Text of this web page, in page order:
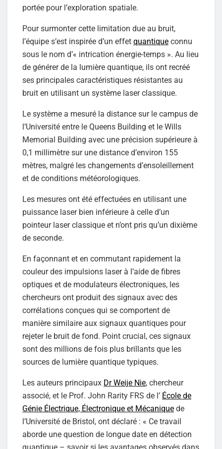
portée pour l’exploration spatiale.
Pour surmonter cette limitation due au bruit,
l’équipe s’est inspirée d’un effet quantique connu
sous le nom d’« intrication énergie-temps ». Au lieu
de générer de la lumière quantique, ils ont recréé
ses principales caractéristiques résistantes au
bruit en utilisant un système laser classique.
Le système a mesuré la distance sur le campus de
l’Université entre le Queens Building et le Wills
Memorial Building avec une précision supérieure à
0,1 millimètre sur une distance d’environ 155
mètres, malgré les changements d’ensoleillement
et de conditions météorologiques.
Les mesures ont été effectuées en utilisant une
puissance laser bien inférieure à celle d’un
pointeur laser classique et n’ont pris qu’un dixième
de seconde.
En façonnant et en commutant rapidement la
couleur des impulsions laser à l’aide de fibres
optiques et de modulateurs électroniques, les
chercheurs ont produit des signaux avec des
corrélations conçues qui se comportent de
manière similaire aux signaux quantiques pour
rejeter le bruit de fond. Point crucial, ces signaux
sont des millions de fois plus brillants que les
sources de lumière quantique typiques.
Les auteurs principaux Dr Weije Nie, chercheur
associé, et le Prof. John Rarity FRS de l’ École de
Génie Électrique, Électronique et Mécanique de
l’Université de Bristol, ont déclaré : « Ce travail
aborde une question de longue date en détection